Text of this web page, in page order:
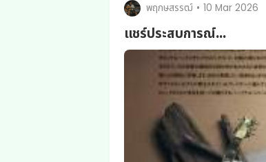
พฤกษสรรฒ์ • 10 Mar 2026
แชร์ประสบการณ์...